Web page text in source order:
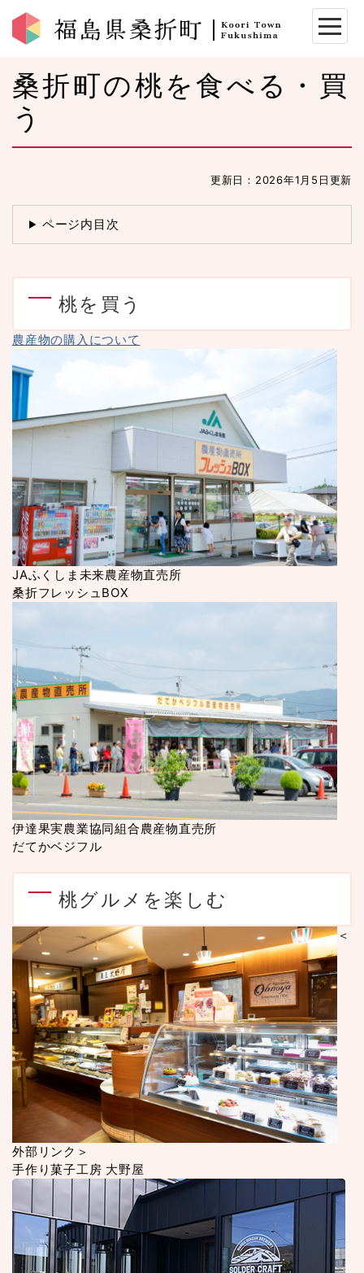
桑折町の桃を食べる・買
う
更新日：2026年1月5日更新
ページ内目次
桃を買う
農産物の購入について
JAふくしま未来農産物直売所
桑折フレッシュBOX
伊達果実農業協同組合農産物直売所
だてかベジフル
桃グルメを楽しむ
＜
外部リンク＞
手作り菓子工房 大野屋